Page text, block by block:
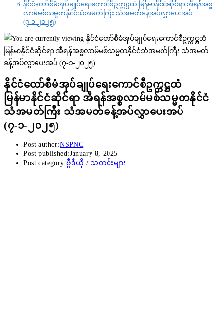
နိုင်ငံတော်စီမံအုပ်ချုပ်ရေးကောင်စီဥက္ကဋ္ဌထံ မြန်မာနိုင်ငံဆိုင်ရာ အီရန်အစ္စ
လာမ်မစ်သမ္မတနိုင်ငံသံအမတ်ကြီး သံအမတ်ခန့်အပ်လွှာပေးအပ်
(၇-၁-၂၀၂၅)
နိုင်ငံတော်စီမံအုပ်ချုပ်ရေးကောင်စီဥက္ကဋ္ဌထံ
မြန်မာနိုင်ငံဆိုင်ရာ အီရန်အစ္စလာမ်မစ်သမ္မတနိုင်ငံ
သံအမတ်ကြီး သံအမတ်ခန့်အပ်လွှာပေးအပ်
(၇-၁-၂၀၂၅)
Post author:NSPNC
Post published:January 8, 2025
Post category:ဗွီဒီယို / သတင်းများ